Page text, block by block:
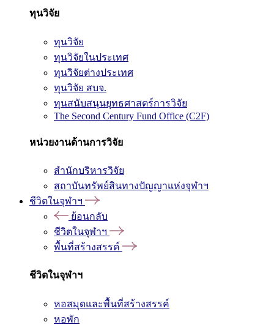
ทุนวิจัย
ทุนวิจัย
ทุนวิจัยในประเทศ
ทุนวิจัยต่างประเทศ
ทุนวิจัย สบจ.
ทุนสนับสนุนยุทธศาสตร์การวิจัย
The Second Century Fund Office (C2F)
หน่วยงานด้านการวิจัย
สำนักบริหารวิจัย
สถาบันทรัพย์สินทางปัญญาแห่งจุฬาฯ
ชีวิตในจุฬาฯ
ย้อนกลับ
ชีวิตในจุฬาฯ
พื้นที่สร้างสรรค์
ชีวิตในจุฬาฯ
หอสมุดและพื้นที่สร้างสรรค์
หอพัก